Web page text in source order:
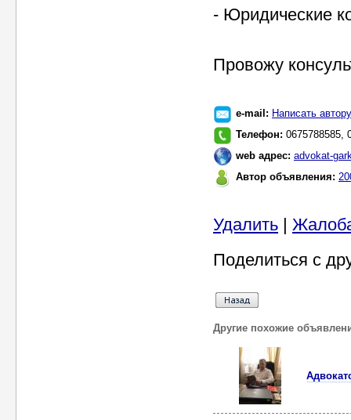
- Юридические
Провожу
e-mail: Написать автору
Телефон: 0675788585,
web адрес: advokat-
Автор объявления:
Удалить |
Поделиться с
Другие похожие